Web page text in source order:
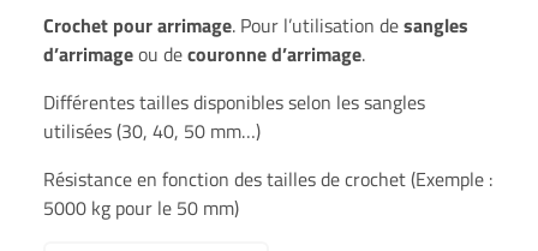
Crochet pour arrimage. Pour l’utilisation desangles
d’arrimageou decouronne d’arrimage.
Différentes tailles disponibles selon les sangles
utilisées (30, 40, 50 mm…)
Résistance en fonction des tailles de crochet (Exemple :
5000 kg pour le 50 mm)